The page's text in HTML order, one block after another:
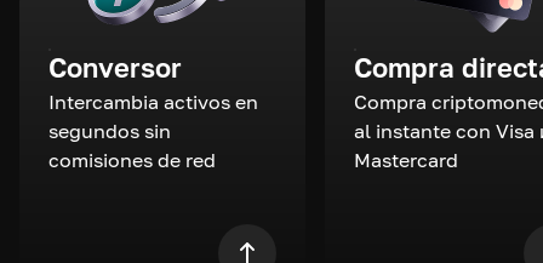
Conversor
Intercambia activos en
segundos sin
comisiones de red
Compra
Compra
al instante con Visa
Mastercard